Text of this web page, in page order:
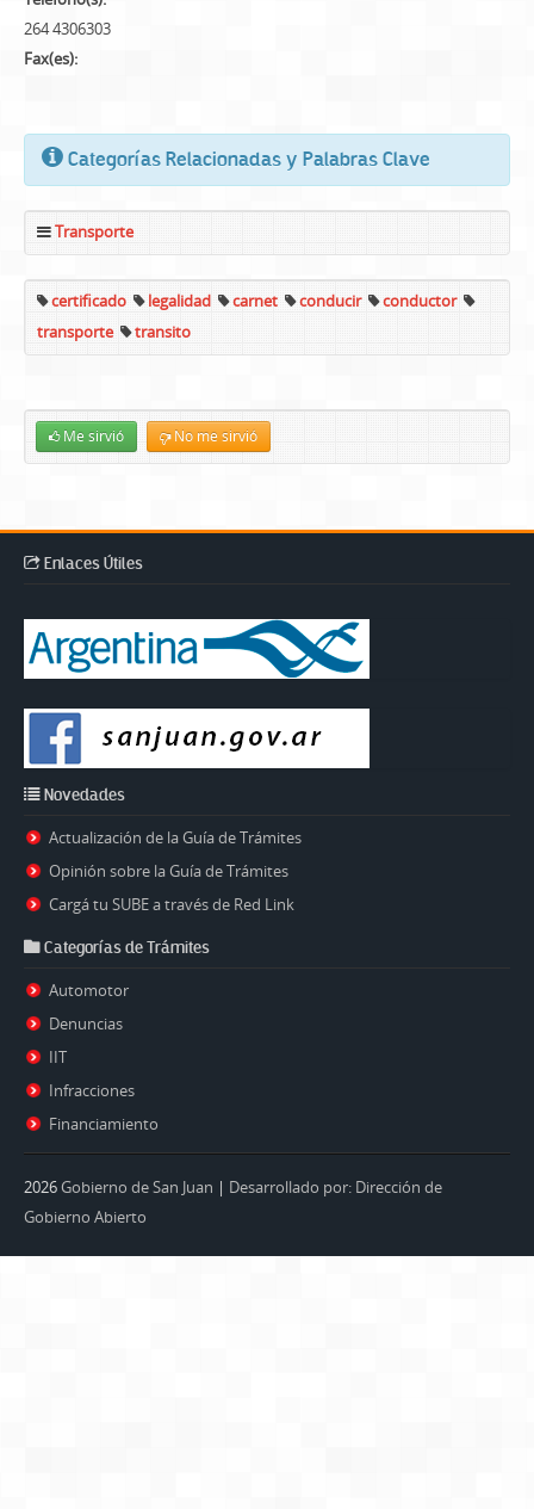
264 4306303
Fax(es):
Categorías Relacionadas y Palabras Clave
Transporte
certificado legalidad carnet conducir
conductor
transporte
transito
Me sirvió No me sirvió
Enlaces Útiles
Novedades
Actualización de la Guía de Trámites
Opinión sobre la Guía de Trámites
Cargá tu SUBE a través de Red Link
Categorías de Trámites
Automotor
Denuncias
IIT
Infracciones
Financiamiento
2026Gobierno de San Juan | Desarrollado por: Dirección de
Gobierno Abierto